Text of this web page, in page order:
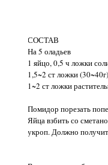
СОСТАВ
На 5 оладьев
1 яйцо, 0,5 ч ложки
1,5~2 ст ложки
1~2 ст ложки
Помидор порезать
Яйца взбить со
укроп. Должно